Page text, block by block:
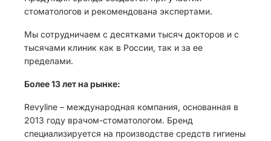
стоматологов и рекомендована экспертами.
Мы сотрудничаем с десятками тысяч докторов и с
тысячами клиник как в России, так и за ее
пределами.
Более 13 лет на рынке:
Revyline – международная компания, основанная в
2013 году врачом-стоматологом. Бренд
специализируется на производстве средств гигиены